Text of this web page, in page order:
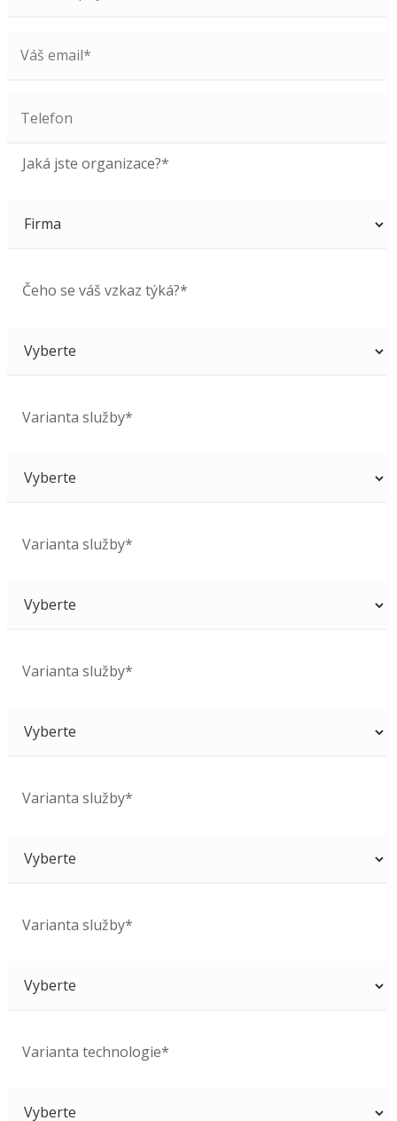
Jaká jste organizace?*
Čeho se váš vzkaz týká?*
Varianta služby*
Varianta služby*
Varianta služby*
Varianta služby*
Varianta služby*
Varianta technologie*